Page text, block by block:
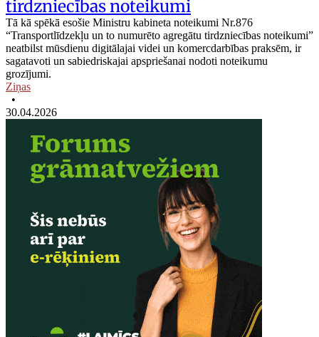
tirdzniecības noteikumi
Tā kā spēkā esošie Ministru kabineta noteikumi Nr.876
“Transportlīdzekļu un to numurēto agregātu tirdzniecības noteikumi”
neatbilst mūsdienu digitālajai videi un komercdarbības praksēm, ir
sagatavoti un sabiedriskajai apspriešanai nodoti noteikumu
grozījumi.
Ziņas
•
30.04.2026